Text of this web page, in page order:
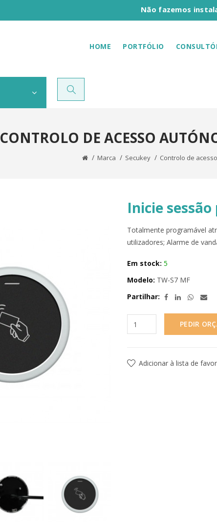
Não fazemos
HOME PORTFÓLIO
CONTROLO DE ACESSO
Marca Secukey Controlo de
Inicie
Totalmente programável
utilizadores; Alarme de
Em stock: 5
Modelo: TW-S7 MF
Partilhar:
PEDIR
Adicionar à lista de